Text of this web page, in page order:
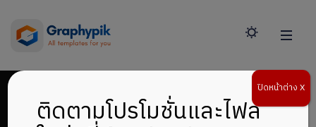
ติดตามโปรโมชั่นและไฟล์
ปิดหน้าต่าง X